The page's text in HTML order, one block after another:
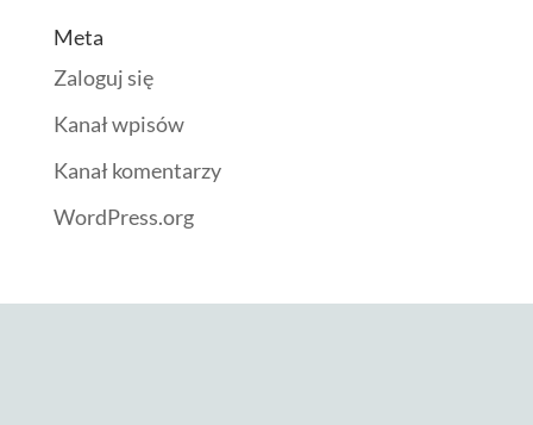
Meta
Zaloguj się
Kanał wpisów
Kanał komentarzy
WordPress.org